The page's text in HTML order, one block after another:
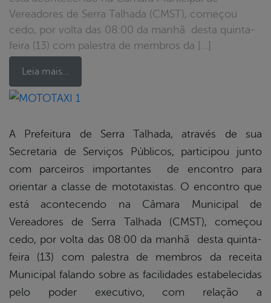
Vereadores de Serra Talhada (CMST), começou
cedo, por volta das 08:00 da manhã desta quinta-
feira (13) com palestra de membros da […]
Leia mais…
A Prefeitura de Serra Talhada, através de sua
Secretaria de Serviços Públicos, participou junto
com parceiros importantes de encontro para
orientar a classe de mototaxistas. O encontro que
está acontecendo na Câmara Municipal de
Vereadores de Serra Talhada (CMST), começou
cedo, por volta das 08:00 da manhã desta quinta-
feira (13) com palestra de membros da receita
Municipal falando sobre as facilidades estabelecidas
pelo poder executivo, com relação a